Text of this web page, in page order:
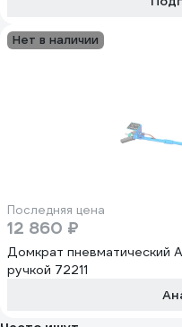
Нет в наличии
Последняя цена
12 860 ₽
Домкрат пневматический
ручкой 72211